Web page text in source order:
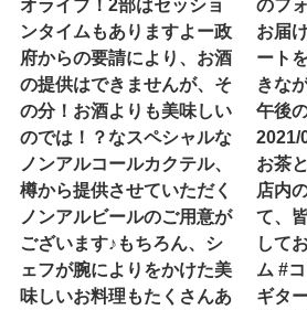
オライブ！2部はセッショ
ンタイムもありますよー政
府からの要請により、お酒
の提供はできませんが、そ
の分！お酒よりも美味しい
のでは！？なスペシャルな
ノンアルコールカクテル、
樽から提供させていただく
ノンアルビールのご用意が
ございます♪もちろん、シ
ェフが腕によりをかけた美
味しいお料理もたくさんあ
のフ
お届
ート
きな
午後
2021/
お茶
店内
て、
して
ム #
ギタ